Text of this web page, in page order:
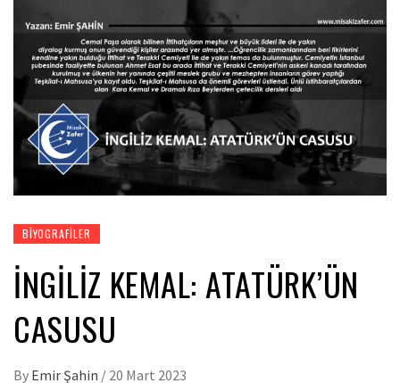
BIYOGRAFILER
İNGİLİZ KEMAL: ATATÜRK’ÜN
CASUSU
By Emir Şahin / 20 Mart 2023